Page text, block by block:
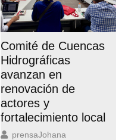
Comité de Cuencas
Hidrográficas
avanzan en
renovación de
actores y
fortalecimiento local
prensaJohana